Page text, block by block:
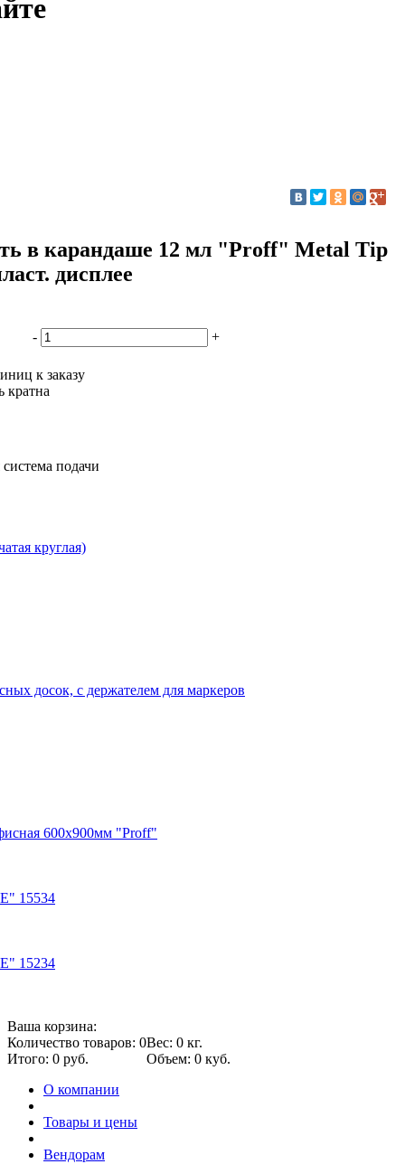
в карандаше 12 мл "Proff" Metal Tip
дисплее
- +
к заказу
кратна
подачи
круглая)
досок, с держателем для маркеров
600х900мм "Proff"
15534
15234
Ваша корзина:
Количество товаров: 0Вес: 0 кг.
Итого: 0 руб.
Объем: 0 куб.
О компании
Товары и цены
Вендорам